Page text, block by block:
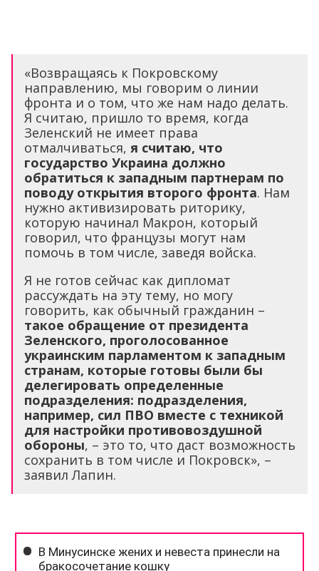
«Возвращаясь к Покровскому
направлению, мы говорим о линии
фронта и о том, что же нам надо делать.
Я считаю, пришло то время, когда
Зеленский не имеет права
отмалчиваться, я считаю, что
государство Украина должно
обратиться к западным партнерам по
поводу открытия второго фронта. Нам
нужно активизировать риторику,
которую начинал Макрон, который
говорил, что французы могут нам
помочь в том числе, заведя войска.
Я не готов сейчас как дипломат
рассуждать на эту тему, но могу
говорить, как обычный гражданин –
такое обращение от президента
Зеленского, проголосованное
украинским парламентом к западным
странам, которые готовы были бы
делегировать определенные
подразделения: подразделения,
например, сил ПВО вместе с техникой
для настройки противовоздушной
обороны, – это то, что даст возможность
сохранить в том числе и Покровск», –
заявил Лапин.